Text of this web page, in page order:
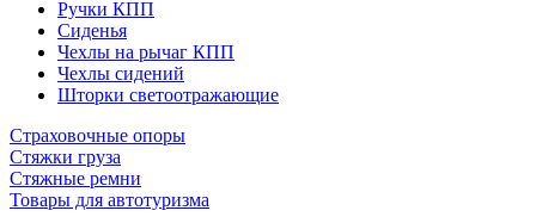
Ручки КПП
Сиденья
Чехлы на рычаг КПП
Чехлы сидений
Шторки светоотражающие
Страховочные опоры
Стяжки груза
Стяжные ремни
Товары для автотуризма